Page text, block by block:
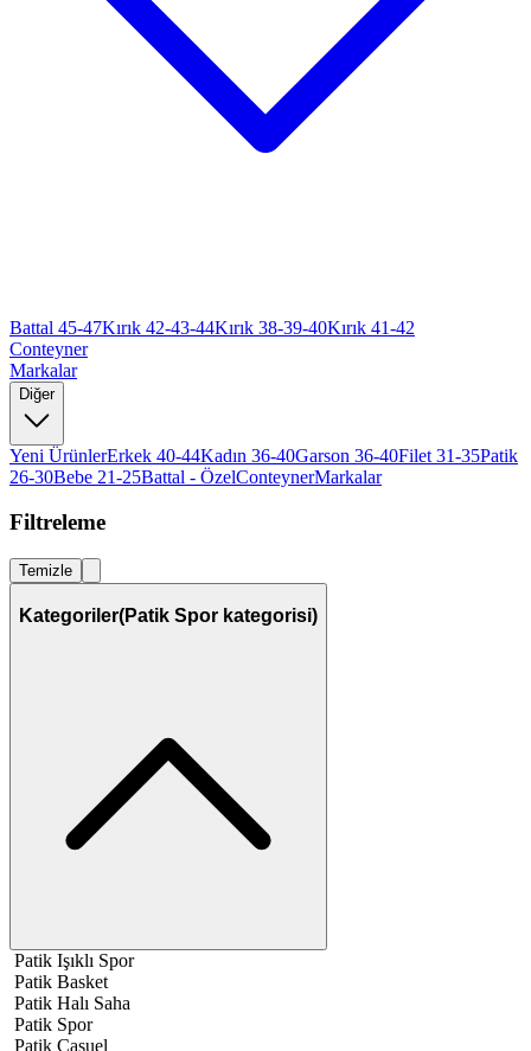
Battal 45-47Kırık 42-43-44Kırık 38-39-40Kırık 41-42
Conteyner
Markalar
Diğer
Yeni ÜrünlerErkek 40-44Kadın 36-40Garson 36-40Filet 31-35Patik
26-30Bebe 21-25Battal - ÖzelConteynerMarkalar
Filtreleme
Temizle
Kategoriler(Patik Spor kategorisi)
Patik Işıklı Spor
Patik Basket
Patik Halı Saha
Patik Spor
Patik Casuel